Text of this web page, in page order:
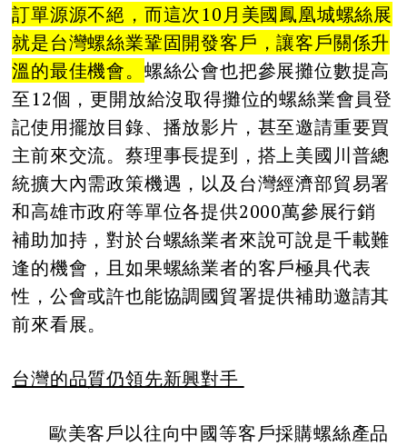
訂單源源不絕，而這次10月美國鳳凰城螺絲展
就是台灣螺絲業鞏固開發客戶，讓客戶關係升
溫的最佳機會。 螺絲公會也把參展攤位數提高
至12個，更開放給沒取得攤位的螺絲業會員登
記使用擺放目錄、播放影片，甚至邀請重要買
主前來交流。蔡理事長提到，搭上美國川普總
統擴大內需政策機遇，以及台灣經濟部貿易署
和高雄市政府等單位各提供2000萬參展行銷
補助加持，對於台螺絲業者來說可說是千載難
逢的機會，且如果螺絲業者的客戶極具代表
性，公會或許也能協調國貿署提供補助邀請其
前來看展。
台灣的品質仍領先新興對手
歐美客戶以往向中國等客戶採購螺絲產品